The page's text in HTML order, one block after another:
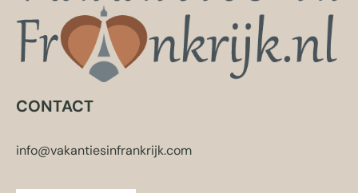
CONTACT
info@vakantiesinfrankrijk.com